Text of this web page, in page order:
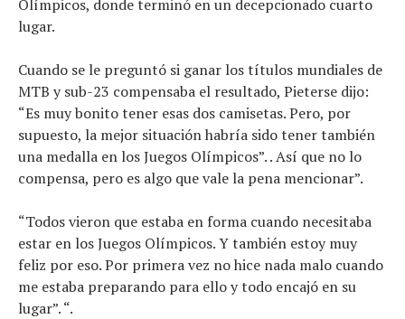
Olímpicos, donde terminó en un decepcionado cuarto
lugar.
Cuando se le preguntó si ganar los títulos mundiales de
MTB y sub-23 compensaba el resultado, Pieterse dijo:
“Es muy bonito tener esas dos camisetas. Pero, por
supuesto, la mejor situación habría sido tener también
una medalla en los Juegos Olímpicos”. . Así que no lo
compensa, pero es algo que vale la pena mencionar”.
“Todos vieron que estaba en forma cuando necesitaba
estar en los Juegos Olímpicos. Y también estoy muy
feliz por eso. Por primera vez no hice nada malo cuando
me estaba preparando para ello y todo encajó en su
lugar”. “.